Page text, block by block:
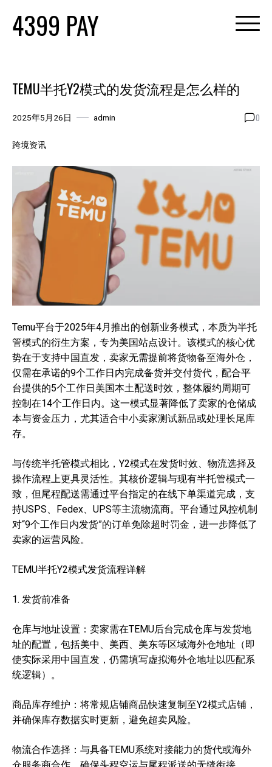
content
4399 PAY
TEMU半托Y2模式的发货流程是怎么样的
2025年5月26日 admin 0
跨境资讯
Temu平台于2025年4月推出的创新业务模式，本质为半托
管模式的衍生方案，专为美国站点设计。该模式的核心优
势在于支持中国直发，卖家无需提前将货物备至海外仓，
仅需在承诺的9个工作日内完成备货并交付货代，配合平
台提供的5个工作日美国本土配送时效，整体履约周期可
控制在14个工作日内。这一模式显著降低了卖家的仓储成
本与资金压力，尤其适合中小卖家测试新品或处理长尾库
存。
与传统半托管模式相比，Y2模式在发货时效、物流选择及
操作流程上更具灵活性。其核价逻辑与现有半托管模式一
致，但尾程配送需通过平台指定的在线下单渠道完成，支
持USPS、Fedex、UPS等主流物流商。平台通过风控机制
对“9个工作日内发货”的订单免除超时罚金，进一步降低了
卖家的运营风险。
TEMU半托Y2模式发货流程详解
1. 发货前准备
仓库与地址设置：卖家需在TEMU后台完成仓库与发货地
址的配置，包括美中、美西、美东等区域海外仓地址（即
使实际采用中国直发，仍需填写虚拟海外仓地址以匹配系
统逻辑）。
商品库存维护：将常规店铺商品快速复制至Y2模式店铺，
并确保库存数据实时更新，避免超卖风险。
物流合作选择：与具备TEMU系统对接能力的货代或海外